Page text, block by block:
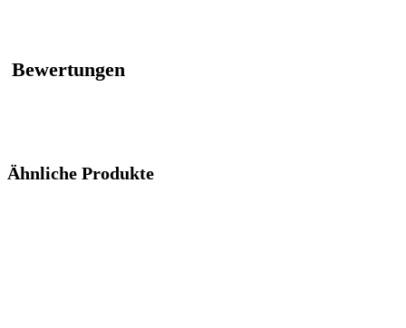
Bewertungen
Ähnliche Produkte